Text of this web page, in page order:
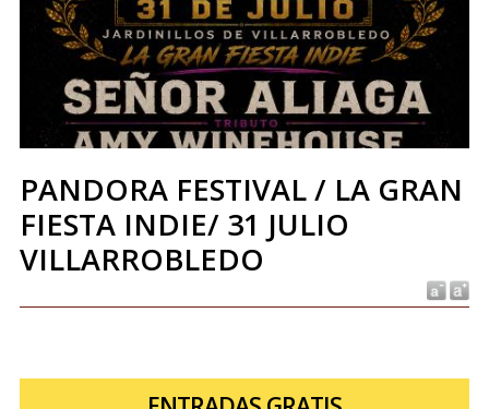
PANDORA FESTIVAL / LA GRAN
FIESTA INDIE/ 31 JULIO
VILLARROBLEDO